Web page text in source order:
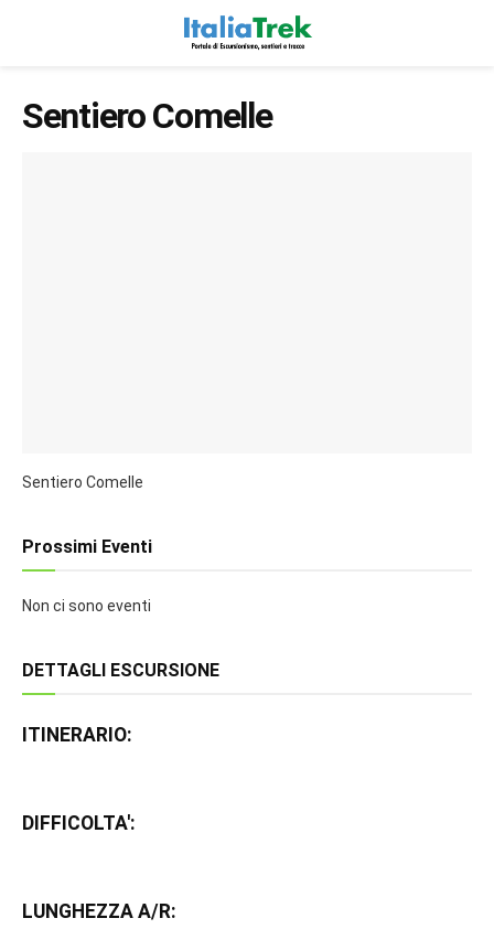
Sentiero Comelle
Sentiero Comelle
Prossimi Eventi
Non ci sono eventi
DETTAGLI ESCURSIONE
ITINERARIO:
DIFFICOLTA':
LUNGHEZZA A/R: